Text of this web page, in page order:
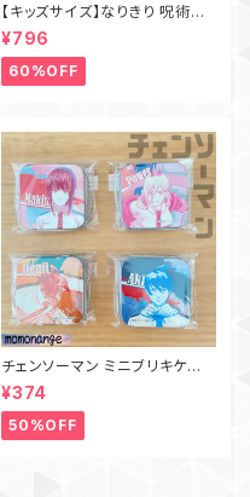
【キッズサイズ】なりきり 呪術廻
戦 キャラクター フード付きジッ
プパーカー 虎杖悠仁 五条悟 伏
黒恵 両面宿儺
¥796
60%OFF
チェンソーマン ミニブリキケー
ス
¥374
50%OFF